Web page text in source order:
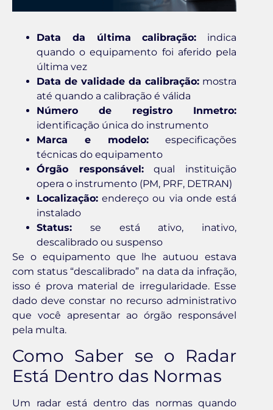
Data da última calibração: indica
quando o equipamento foi aferido pela
última vez
Data de validade da calibração: mostra
até quando a calibração é válida
Número de registro Inmetro:
identificação única do instrumento
Marca e modelo: especificações
técnicas do equipamento
Órgão responsável:qual instituição
opera o instrumento (PM, PRF, DETRAN)
Localização: endereço ou via onde está
instalado
Status: se está ativo, inativo,
descalibrado ou suspenso
Se o equipamento que lhe autuou estava
com status “descalibrado” na data da infração,
isso é prova material de irregularidade. Esse
dado deve constar no recurso administrativo
que você apresentar ao órgão responsável
pela multa.
Como Saber se o Radar
Está Dentro das Normas
Um radar está dentro das normas quando